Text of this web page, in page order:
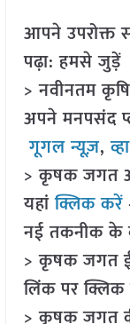
आपने उपरोक्त
पढ़ा: हमसे जुड़ें
> नवीनतम
अपने मनपसंद
गूगल न्यूज़,
> कृषक जगत
यहांक्लिक करें
नई तकनीक के
> कृषक जगत
लिंक पर